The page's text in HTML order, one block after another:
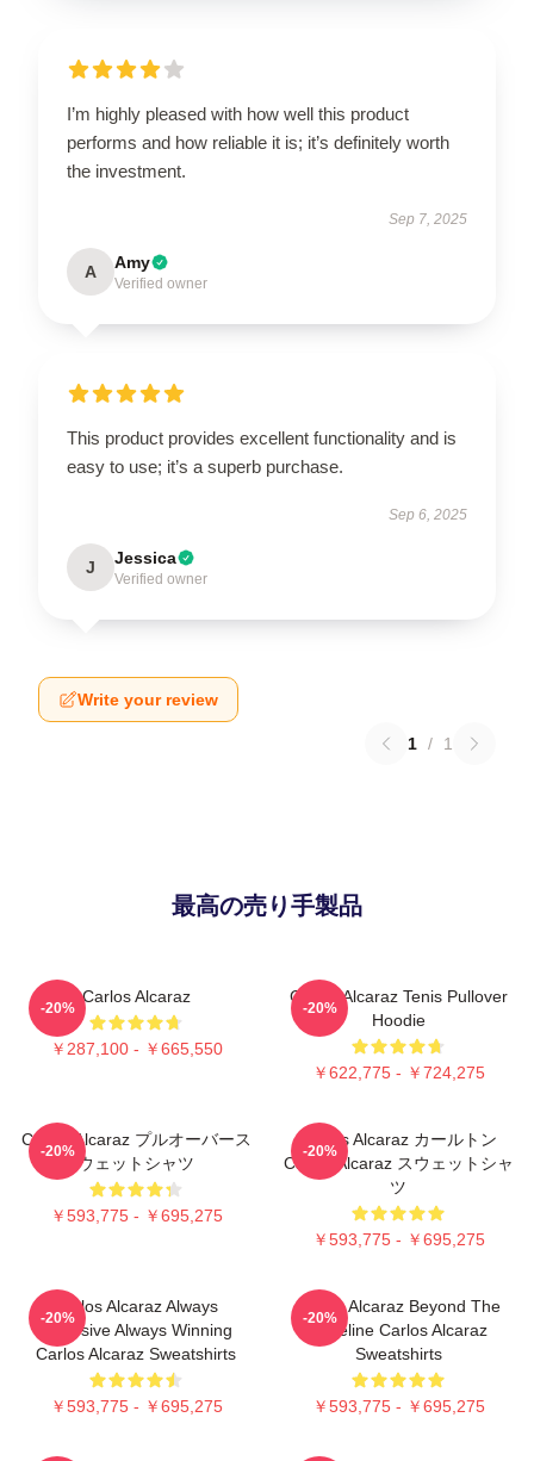
I’m highly pleased with how well this product
performs and how reliable it is; it’s definitely worth
the investment.
Sep 7, 2025
A Amy
Verified owner
This product provides excellent functionality and is
easy to use; it’s a superb purchase.
Sep 6, 2025
J Jessica
Verified owner
Write your review
1 / 1
最高の売り手製品
Carlos Alcaraz
￥287,100 - ￥665,550
-20%
Carlos Alcaraz Tenis Pullover
Hoodie
￥622,775 - ￥724,275
-20%
Carlos Alcaraz プルオーバース
ウェットシャツ
￥593,775 - ￥695,275
-20%
Carlos Alcaraz カールトン
Carlos Alcaraz スウェットシャ
ツ
￥593,775 - ￥695,275
-20%
Carlos Alcaraz Always
Explosive Always Winning
Carlos Alcaraz Sweatshirts
￥593,775 - ￥695,275
-20%
Carlos Alcaraz Beyond The
Baseline Carlos Alcaraz
Sweatshirts
￥593,775 - ￥695,275
-20%